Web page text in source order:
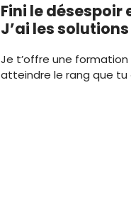
Fini le désespoir
J’ai les
Je t’offre une
atteindre le rang que